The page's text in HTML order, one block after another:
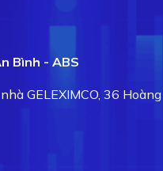
Bình - ABS
GELEXIMCO, 36 Hoàng